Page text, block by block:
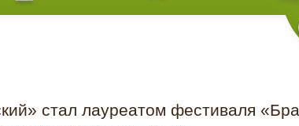
стал лауреатом фестиваля